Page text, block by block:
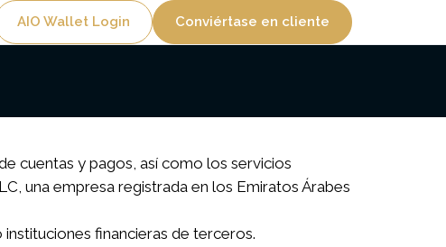
AIO Wallet Login Conviértase en cliente
cuentas y pagos, así como los servicios
una empresa registrada en los Emiratos Árabes
financieras de terceros.